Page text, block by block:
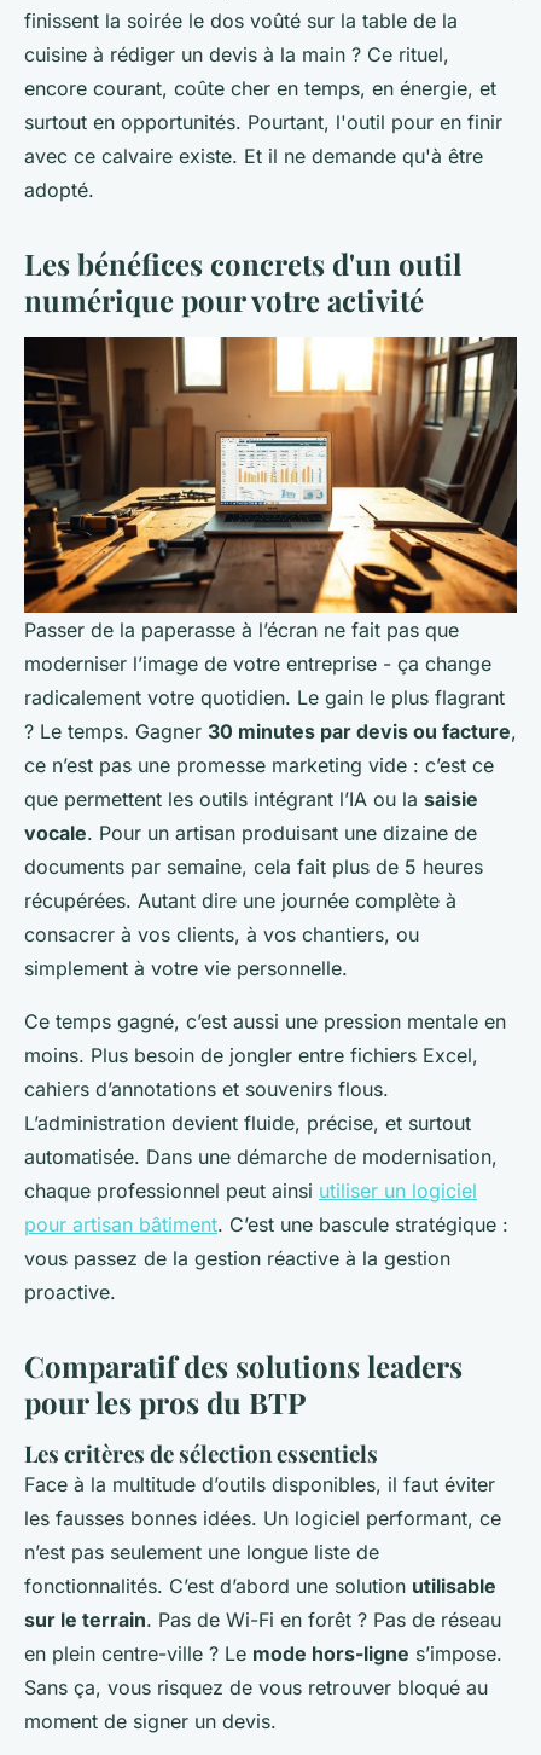
finissent la soirée le dos voûté sur la table de la
cuisine à rédiger un devis à la main ? Ce rituel,
encore courant, coûte cher en temps, en énergie, et
surtout en opportunités. Pourtant, l'outil pour en finir
avec ce calvaire existe. Et il ne demande qu'à être
adopté.
Les bénéfices concrets d'un outil
numérique pour votre activité
Passer de la paperasse à l’écran ne fait pas que
moderniser l’image de votre entreprise - ça change
radicalement votre quotidien. Le gain le plus flagrant
? Le temps. Gagner 30 minutes par devis ou facture,
ce n’est pas une promesse marketing vide : c’est ce
que permettent les outils intégrant l’IA ou la saisie
vocale. Pour un artisan produisant une dizaine de
documents par semaine, cela fait plus de 5 heures
récupérées. Autant dire une journée complète à
consacrer à vos clients, à vos chantiers, ou
simplement à votre vie personnelle.
Ce temps gagné, c’est aussi une pression mentale en
moins. Plus besoin de jongler entre fichiers Excel,
cahiers d’annotations et souvenirs flous.
L’administration devient fluide, précise, et surtout
automatisée. Dans une démarche de modernisation,
chaque professionnel peut ainsi utiliser un logiciel
pour artisan bâtiment. C’est une bascule stratégique :
vous passez de la gestion réactive à la gestion
proactive.
Comparatif des solutions leaders
pour les pros du BTP
Les critères de sélection essentiels
Face à la multitude d’outils disponibles, il faut éviter
les fausses bonnes idées. Un logiciel performant, ce
n’est pas seulement une longue liste de
fonctionnalités. C’est d’abord une solution utilisable
sur le terrain. Pas de Wi-Fi en forêt ? Pas de réseau
en plein centre-ville ? Le mode hors-ligne s’impose.
Sans ça, vous risquez de vous retrouver bloqué au
moment de signer un devis.